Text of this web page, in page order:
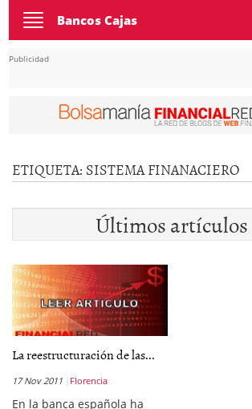
Toggle
navigation
Bancos Cajas
Publicidad
ETIQUETA: SISTEMA FINANACIERO
Últimos artículos
La reestructuración de las...
17 Nov 2011 Florencia
En la banca española ha